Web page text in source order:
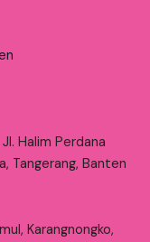
Halim Perdana
Tangerang, Banten
Karangnongko,